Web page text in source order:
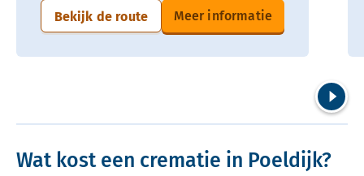
Bekijk de route Meer informatie
Wat kost een crematie in Poeldijk?